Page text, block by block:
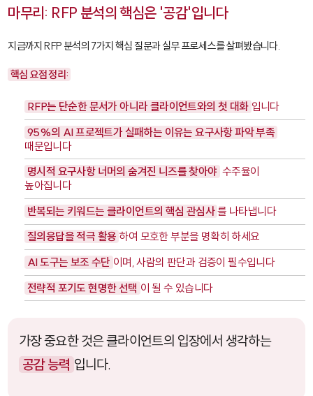
마무리: RFP 분석의 핵심은 '공감'입니다
지금까지 RFP 분석의 7가지 핵심 질문과 실무 프로세스를 살펴봤습니다.
핵심 요점 정리:
RFP는 단순한 문서가 아니라 클라이언트와의 첫 대화 입니다
95%의 AI 프로젝트가 실패하는 이유는 요구사항 파악 부족
때문입니다
명시적 요구사항 너머의 숨겨진 니즈를 찾아야 수주율이
높아집니다
반복되는 키워드는 클라이언트의 핵심 관심사 를 나타냅니다
질의응답을 적극 활용 하여 모호한 부분을 명확히 하세요
AI 도구는 보조 수단 이며, 사람의 판단과 검증이 필수입니다
전략적 포기도 현명한 선택 이 될 수 있습니다
가장 중요한 것은 클라이언트의 입장에서 생각하는
공감 능력 입니다.